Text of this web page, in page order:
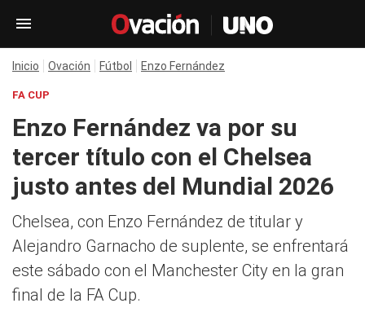
Inicio Ovación Fútbol Enzo Fernández
FA CUP
Enzo Fernández va por su
tercer título con el Chelsea
justo antes del Mundial 2026
Chelsea, con Enzo Fernández de titular y
Alejandro Garnacho de suplente, se enfrentará
este sábado con el Manchester City en la gran
final de la FA Cup.